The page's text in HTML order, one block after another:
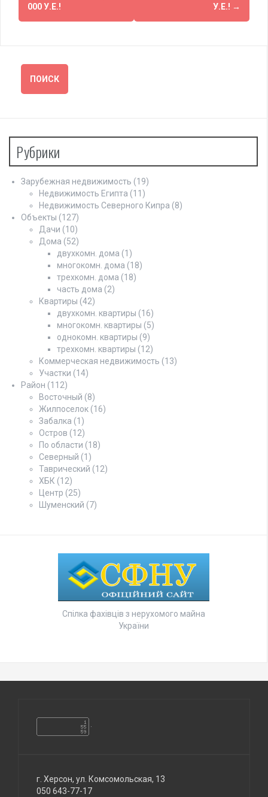
000 У.Е.!
У.Е.! →
Рубрики
Зарубежная недвижимость (19)
Недвижимость Египта (11)
Недвижимость Северного Кипра (8)
Объекты (127)
Дачи (10)
Дома (52)
двухкомн. дома (1)
многокомн. дома (18)
трехкомн. дома (18)
часть дома (2)
Квартиры (42)
двухкомн. квартиры (16)
многокомн. квартиры (5)
однокомн. квартиры (9)
трехкомн. квартиры (12)
Коммерческая недвижимость (13)
Участки (14)
Район (112)
Восточный (8)
Жилпоселок (16)
Забалка (1)
Остров (12)
По области (18)
Северный (1)
Таврический (12)
ХБК (12)
Центр (25)
Шуменский (7)
Спілка фахівців з нерухомого майна
України
г. Херсон, ул. Комсомольская, 13
050 643-77-17